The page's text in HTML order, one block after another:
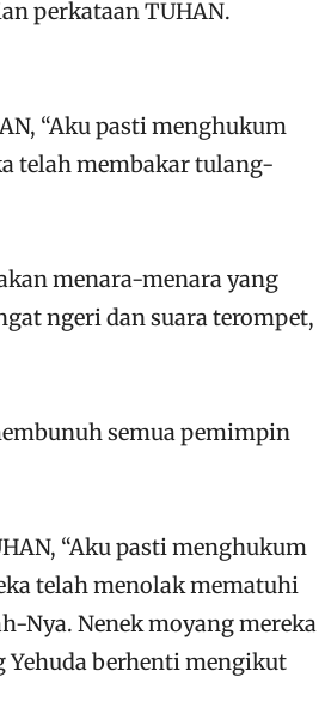
perkataan TUHAN.
“Aku pasti menghukum
telah membakar tulang-
menara-menara yang
ngeri dan suara terompet,
semua pemimpin
“Aku pasti menghukum
telah menolak mematuhi
Nya. Nenek moyang mereka
Yehuda berhenti mengikut